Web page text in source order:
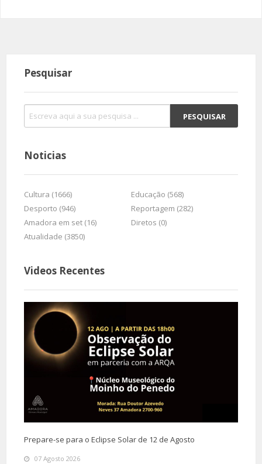
Pesquisar
Noticias
Cultura (1666)
Educação (568)
Desporto (946)
Reportagem (282)
Amadora em set (16)
Diretos (0)
Atualidade (3850)
Videos Recentes
Prepare-se para o Eclipse Solar de 12 de Agosto
07 Agosto 2026